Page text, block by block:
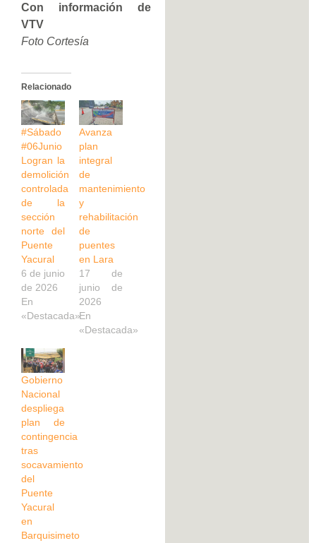
Con información de
VTV
Foto Cortesía
Relacionado
#Sábado
#06Junio
Logran la
demolición
controlada
de la
sección
norte del
Puente
Yacural
6 de junio
de 2026
En
«Destacada»
Avanza
plan
integral
de
mantenimiento
y
rehabilitación
de
puentes
en Lara
17 de
junio de
2026
En
«Destacada»
Gobierno
Nacional
despliega
plan de
contingencia
tras
socavamiento
del
Puente
Yacural
en
Barquisimeto